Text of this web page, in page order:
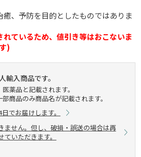
、予防を目的としたものではありま
ているため、値引き等はおこないま
)
輸入商品です。
薬品と記載されます。
商品のみ商品名が記載されます。
でお届けします。
ません。但し、破損・誤送の場合は再
ていただきます。